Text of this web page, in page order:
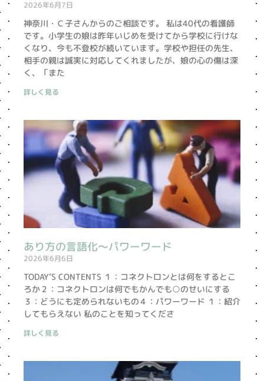
2026年6月7日
神奈川・Ｃ子さんからのご相談です。 私は40代の看護師
です。小学生の娘は昨年いじめを受けてから学校に行けな
くなり、今も不登校が続いています。学校や担任の先生、
相手の親は誠実に対応してくれましたが、娘の心の傷は深
く、「また
詳しく見る
あり方の言語化〜パワーワード
2026年6月6日
TODAY’S CONTENTS １：コネクトロンとは何をするとこ
ろか２：コネクトロンは何でもかんでも○のせいにする
３：どうにも定められないもの４：パワーワード １：紹介
してもらえない 私のことを知ってくださ
詳しく見る